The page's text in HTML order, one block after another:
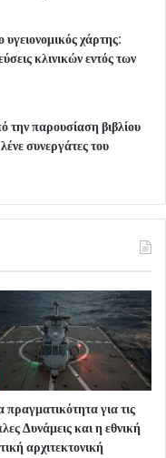
χάρτης:
κλινικών εντός των
παρουσίαση βιβλίου
συνεργάτες του
πραγματικότητα για τις
Δυνάμεις και η εθνική
αρχιτεκτονική